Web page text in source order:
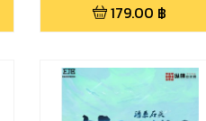
179.00 ฿